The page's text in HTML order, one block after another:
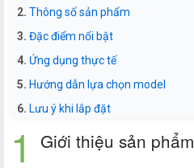
Thông số sản phẩm
Đặc điểm nổi bật
Ứng dụng thực tế
Hướng dẫn lựa chọn model
Lưu ý khi lắp đặt
Giới thiệu sản phẩm